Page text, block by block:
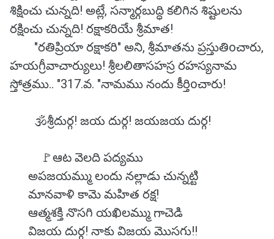
శిక్షించు చున్నది! అట్లే, సన్మార్గబుద్ధి కలిగిన శిష్టులను
రక్షించు చున్నది! రక్షాకరియే శ్రీమాత!
"రతిప్రియా రక్షాకరి" అని, శ్రీమాతను ప్రస్తుతిoచారు,
హయగ్రీవాచార్యులు! శ్రీలలితాసహస్ర రహస్యనామ
స్తోత్రము.. "317.వ. "నామము నందు కీర్తిoచారు!
🕉️శ్రీదుర్గ! జయ దుర్గ! జయజయ దుర్గ!
🚩ఆట వెలది పద్యము
అపజయమ్ము లందు నల్లాడు చున్నట్టి
మానవాళి కామె మహిత రక్ష!
ఆత్మశక్తి నొసగి యఖిలమ్ము గాచెడి
విజయ దుర్గ! నాకు విజయ మొసగు!!